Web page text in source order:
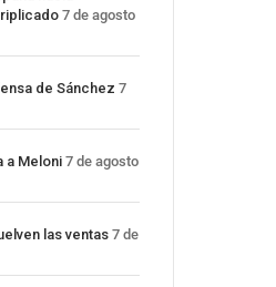
7 de agosto
de Sánchez 7
a Meloni7 de agosto
las ventas 7 de